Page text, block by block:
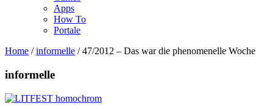
Apps
How To
Portale
Home /informelle /47/2012 – Das war die phenomenelle Woche
informelle